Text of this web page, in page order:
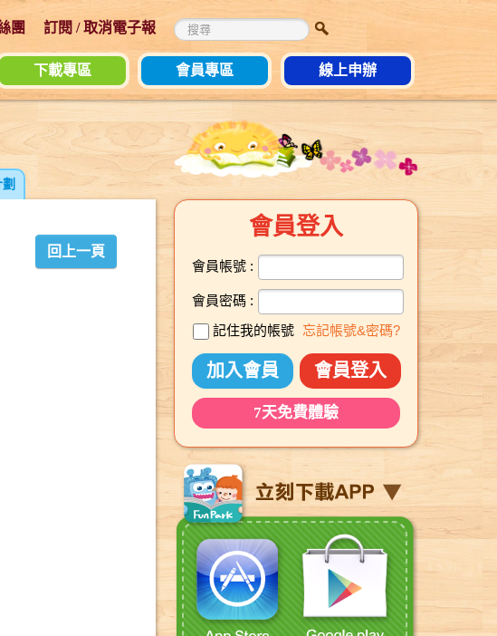
團 訂閱 / 取消電子報
下載專區 會員專區 線上申辦
回上一頁
會員登入
會員帳號 :
會員密碼 :
記住我的帳號 忘記帳號&密碼?
加入會員 會員登入
7天免費體驗